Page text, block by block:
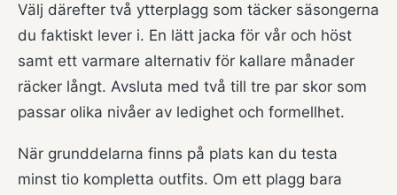
Välj därefter två ytterplagg som täcker säsongerna
du faktiskt lever i. En lätt jacka för vår och höst
samt ett varmare alternativ för kallare månader
räcker långt. Avsluta med två till tre par skor som
passar olika nivåer av ledighet och formellhet.
När grunddelarna finns på plats kan du testa
minst tio kompletta outfits. Om ett plagg bara